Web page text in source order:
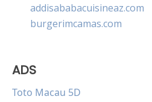
addisababacuisineaz.com
burgerimcamas.com
ADS
Toto Macau 5D